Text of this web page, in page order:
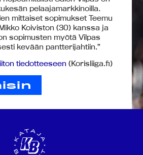
pelaajamarkkinoilla.
mittaiset sopimukset Teemu
Koiviston (30) kanssa ja
sopimusten myötä Vilpas
kevään pantterijahtiin.”
tiedotteeseen (Korisliiga.fi)